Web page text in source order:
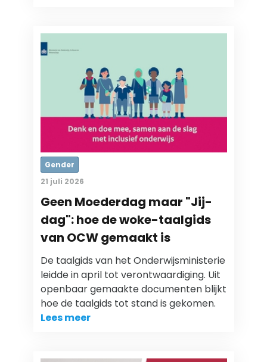
Gender
21 juli 2026
Geen Moederdag maar "Jij-
dag": hoe de woke-taalgids
van OCW gemaakt is
De taalgids van het Onderwijsministerie
leidde in april tot verontwaardiging. Uit
openbaar gemaakte documenten blijkt
hoe de taalgids tot stand is gekomen.
Lees meer